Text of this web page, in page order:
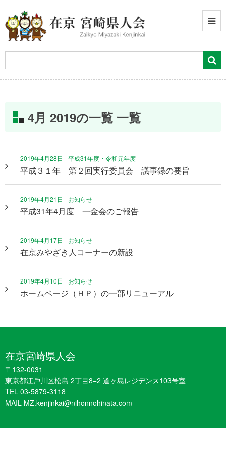
4月 2019の一覧 一覧
2019年4月28日 平成31年度・令和元年度
平成３１年 第２回実行委員会 議事録の要旨
2019年4月21日 お知らせ
平成31年4月度 一金会のご報告
2019年4月17日 お知らせ
在京みやざき人コーナーの新設
2019年4月10日 お知らせ
ホームページ（ＨＰ）の一部リニューアル
在京宮崎県人会
〒132-0031
東京都江戶川区松島 2丁目8−2 道ヶ島レジデンス103号室
TEL 03-5879-3118
MAIL MZ.kenjinkai@nihonnohinata.com